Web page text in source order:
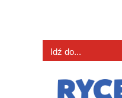
Idź do...